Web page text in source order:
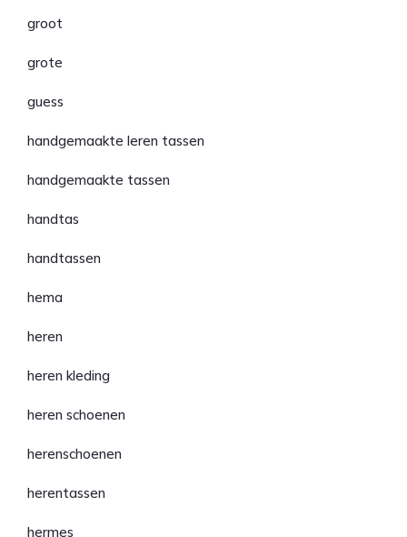
groot
grote
guess
handgemaakte leren tassen
handgemaakte tassen
handtas
handtassen
hema
heren
heren kleding
heren schoenen
herenschoenen
herentassen
hermes